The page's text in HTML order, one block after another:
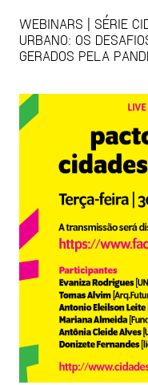
WEBINARS | SÉRIE
URBANO: OS
GERADOS PELA